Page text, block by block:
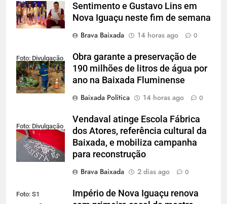
Sentimento e Gustavo Lins em
Nova Iguaçu neste fim de semana
Brava Baixada
14 horas ago 0
Foto: Divulgação
Obra garante a preservação de
190 milhões de litros de água por
ano na Baixada Fluminense
Baixada Política
14 horas ago 0
Foto: Divulgação
Vendaval atinge Escola Fábrica
dos Atores, referência cultural da
Baixada, e mobiliza campanha
para reconstrução
Brava Baixada
2 dias ago 0
Foto: S1
Império de Nova Iguaçu renova